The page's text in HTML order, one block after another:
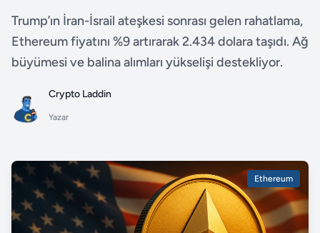
Trump’ın İran-İsrail ateşkesi sonrası gelen rahatlama,
Ethereum fiyatını %9 artırarak 2.434 dolara taşıdı. Ağ
büyümesi ve balina alımları yükselişi destekliyor.
Crypto Laddin
Yazar
Ethereum